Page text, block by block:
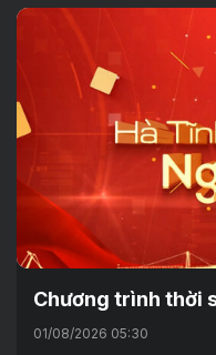
Chương trình thời
01/08/2026 05:30